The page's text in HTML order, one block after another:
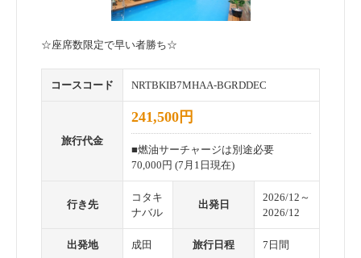
☆座席数限定で早い者勝ち☆
コースコード NRTBKIB7MHAA-BGRDDEC
旅行代金
241,500円
■燃油サーチャージは別途必要
70,000円 (7月1日現在)
行き先
コタキ
ナバル
出発日
2026/12～
2026/12
出発地 成田 旅行日程 7日間